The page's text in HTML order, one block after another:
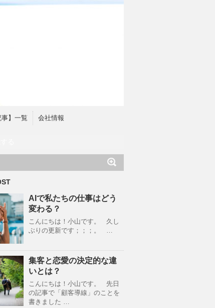
事】一覧 会社情報
AIで私たちの仕事はどう
変わる？
こんにちは！小山です。 久し
ぶりの更新です；；；。 …
集客と恋愛の決定的な違
いとは？
こんにちは！小山です。 先日
の記事で「顧客導線」のことを
書きました …